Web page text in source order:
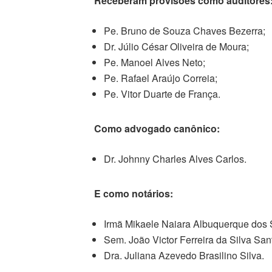
Pe. Bruno de Souza Chaves Bezerra;
Dr. Júlio César Oliveira de Moura;
Pe. Manoel Alves Neto;
Pe. Rafael Araújo Correia;
Pe. Vitor Duarte de França.
Como advogado canônico:
Dr. Johnny Charles Alves Carlos.
E como notários:
Irmã Mikaele Naiara Albuquerque dos
Sem. João Victor Ferreira da Silva
Dra. Juliana Azevedo Brasilino Silva.